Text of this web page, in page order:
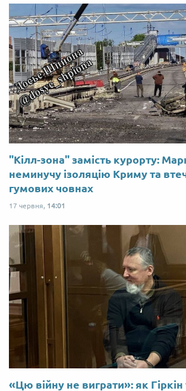
"Кілл-зона" замість курорту:
неминучу ізоляцію Криму та
гумових човнах
17 червня, 14:01
«Цю війну не виграти»: як Гіркін